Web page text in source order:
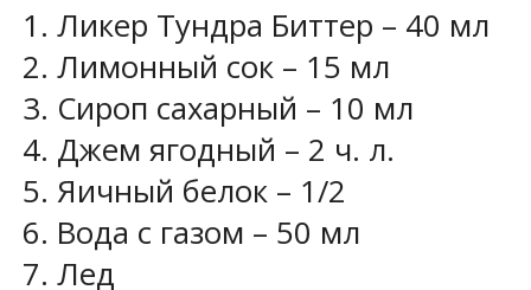
Ликер Тундра Биттер – 40 мл
Лимонный сок – 15 мл
Сироп сахарный – 10 мл
Джем ягодный – 2 ч. л.
Яичный белок – 1/2
Вода с газом – 50 мл
Лед